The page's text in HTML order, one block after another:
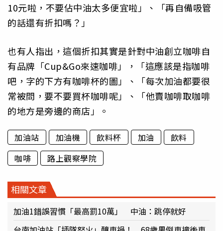
10元啦，不要佔中油太多便宜啦」、「再自備吸管
的話還有折扣嗎？」
也有人指出，這個折扣其實是針對中油創立咖啡自
有品牌「Cup&Go來速咖啡」，「這應該是指咖啡
吧，字的下方有咖啡杯的圖」、「每次加油都要很
常被問，要不要買杯咖啡呢」、「他賣咖啡取咖啡
的地方是旁邊的商店」。
加油站 加油機 飲料杯 加油
飲料
咖啡
路上觀察學院
相關文章
加油1錯誤習慣「最高罰10萬」 中油：跳停就好